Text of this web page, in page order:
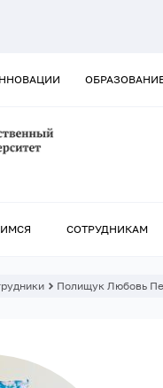
СОТРУДНИКАМ
Полищук Любовь